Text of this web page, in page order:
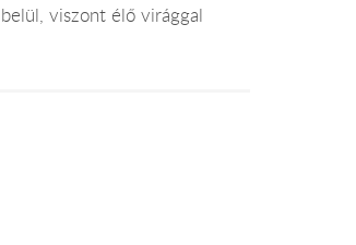
viszont élő virággal